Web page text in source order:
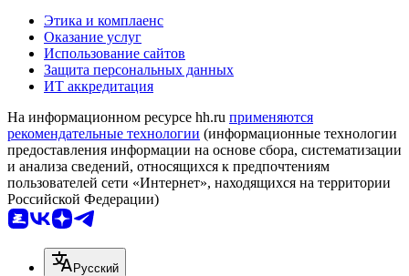
Этика и комплаенс
Оказание услуг
Использование сайтов
Защита персональных данных
ИТ аккредитация
На информационном ресурсе hh.ru применяются
рекомендательные технологии (информационные технологии
предоставления информации на основе сбора, систематизации
и анализа сведений, относящихся к предпочтениям
пользователей сети «Интернет», находящихся на территории
Российской Федерации)
Русский